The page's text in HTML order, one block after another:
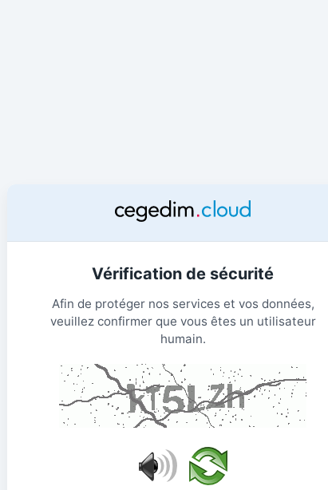
Vérification de sécurité
Afin de protéger nos services et vos données,
veuillez confirmer que vous êtes un utilisateur
humain.